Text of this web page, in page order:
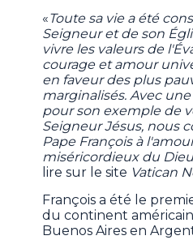
«Toute sa vie a été
Seigneur et de son
vivre les valeurs de
courage et amour
en faveur des plus
marginalisés. Avec
pour son exemple de
Seigneur Jésus, nous
Pape François à
miséricordieux du
lire sur le site Vatican
François a été le
du continent
Buenos Aires en